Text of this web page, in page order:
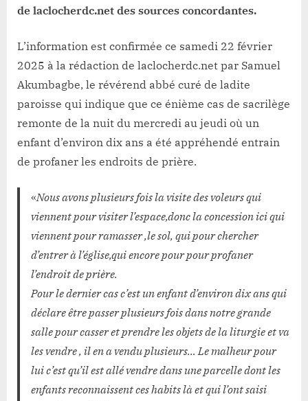
de laclocherdc.net des sources concordantes.
L’information est confirmée ce samedi 22 février
2025 à la rédaction de laclocherdc.net par Samuel
Akumbagbe, le révérend abbé curé de ladite
paroisse qui indique que ce énième cas de sacrilège
remonte de la nuit du mercredi au jeudi où un
enfant d’environ dix ans a été appréhendé entrain
de profaner les endroits de prière.
«Nous avons plusieurs fois la visite des voleurs qui
viennent pour visiter l’espace,donc la concession ici qui
viennent pour ramasser ,le sol, qui pour chercher
d’entrer à l’église,qui encore pour pour profaner
l’endroit de prière.
Pour le dernier cas c’est un enfant d’environ dix ans qui
déclare être passer plusieurs fois dans notre grande
salle pour casser et prendre les objets de la liturgie et va
les vendre , il en a vendu plusieurs… Le malheur pour
lui c’est qu’il est allé vendre dans une parcelle dont les
enfants reconnaissent ces habits là et qui l’ont saisi